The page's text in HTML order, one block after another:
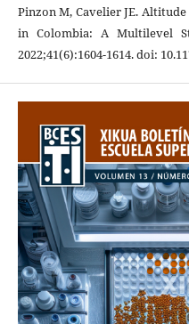
Pinzon M, Cavelier JE.
in Colombia: A Multilevel
2022;41(6):1604-1614. doi: